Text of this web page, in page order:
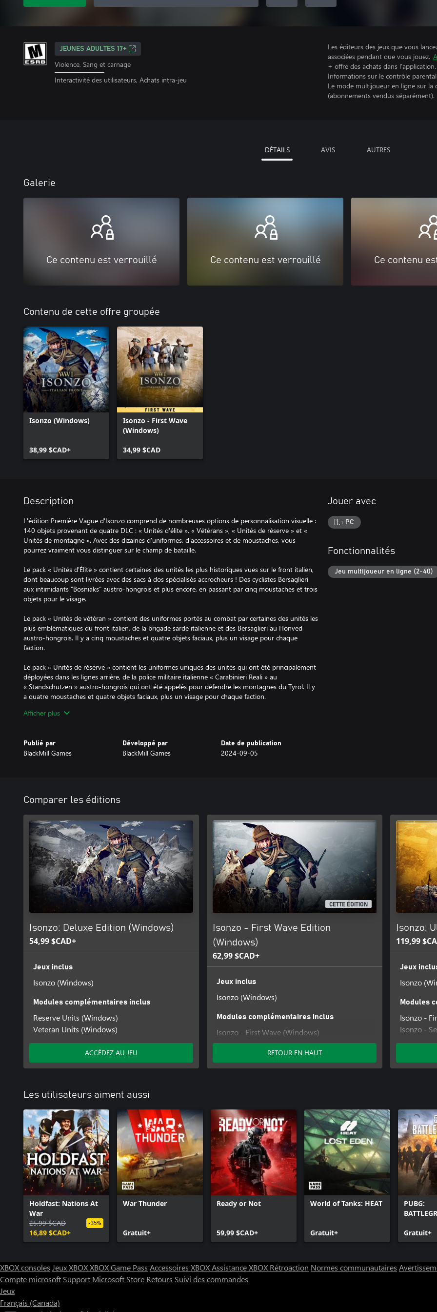
JEUNES ADULTES 17+
Violence, Sang et carnage
Interactivité des utilisateurs, Achats intra-jeu
Les éditeurs des jeux que vous
associées pendant que vous jouez.
+ offre des achats dans l'application.
Informations sur le contrôle parental.
Le mode multijoueur en ligne sur la
(abonnements vendus séparément).
DÉTAILS AVIS AUTRES
Galerie
Ce contenu est verrouillé Ce contenu est verrouillé Ce contenu
Contenu de cette offre groupée
Isonzo (Windows)
38,99 $CAD+
Isonzo - First Wave
(Windows)
34,99 $CAD
Description
L'édition Première Vague d'Isonzo comprend de nombreuses options de personnalisation visuelle :
140 objets provenant de quatre DLC : « Unités d'élite », « Vétérans », « Unités de réserve » et «
Unités de montagne ». Avec des dizaines d'uniformes, d'accessoires et de moustaches, vous
pourrez vraiment vous distinguer sur le champ de bataille.
Le pack « Unités d'Élite » contient certaines des unités les plus historiques vues sur le front italien,
dont beaucoup sont livrées avec des sacs à dos spécialisés accrocheurs ! Des cyclistes Bersaglieri
aux intimidants "Bosniaks" austro-hongrois et plus encore, en passant par cinq moustaches et trois
objets pour le visage.
Le pack « Unités de vétéran » contient des uniformes portés au combat par certaines des unités les
plus emblématiques du front italien, de la brigade sarde italienne et des Bersaglieri au Honved
austro-hongrois. Il y a cinq moustaches et quatre objets faciaux, plus un visage pour chaque
faction.
Le pack « Unités de réserve » contient les uniformes uniques des unités qui ont été principalement
déployées dans les lignes arrière, de la police militaire italienne « Carabinieri Reali » au
« Standschützen » austro-hongrois qui ont été appelés pour défendre les montagnes du Tyrol. Il y
a quatre moustaches et quatre objets faciaux, plus un visage pour chaque faction.
Le pack « Unités Alpine » contient des uniformes et des équipements portés par les unités en hiver
moustaches et barbes, avec trois objets faciaux, plus un visage pour chaque faction.
Afficher plus
Publié par
BlackMill Games
Développé par
BlackMill Games
Date de publication
2024-09-05
Jouer avec
PC
Fonctionnalités
Jeu multijoueur en ligne (2-40)
Comparer les éditions
Isonzo: Deluxe Edition (Windows)
54,99 $CAD+
Jeux inclus
Isonzo (Windows)
Modules complémentaires inclus
Reserve Units (Windows)
Veteran Units (Windows)
ACCÉDEZ AU JEU
CETTE ÉDITION
Isonzo - First Wave Edition
(Windows)
62,99 $CAD+
Jeux inclus
Isonzo (Windows)
Modules complémentaires inclus
Isonzo - First Wave (Windows)
RETOUR EN HAUT
Isonzo:
119,99
Jeux
Isonzo
Modules
Isonzo -
Isonzo -
Isonzo -
Les utilisateurs aiment aussi
Holdfast: Nations At
War
25,99 $CAD
16,89 $CAD+
-35%
War Thunder
Gratuit+
Ready or Not
59,99 $CAD+
World of Tanks: HEAT
Gratuit+
PUBG:
Gratuit+
XBOX consoles Jeux XBOXXBOX Game Pass Accessoires XBOXAssistance XBOX Rétroaction Normes communautaires
Compte microsoft Support Microsoft Store Retours Suivi des commandes
Jeux
Français (Canada)